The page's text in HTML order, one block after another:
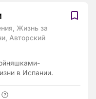
Жизнь за
Авторский
в Испании.